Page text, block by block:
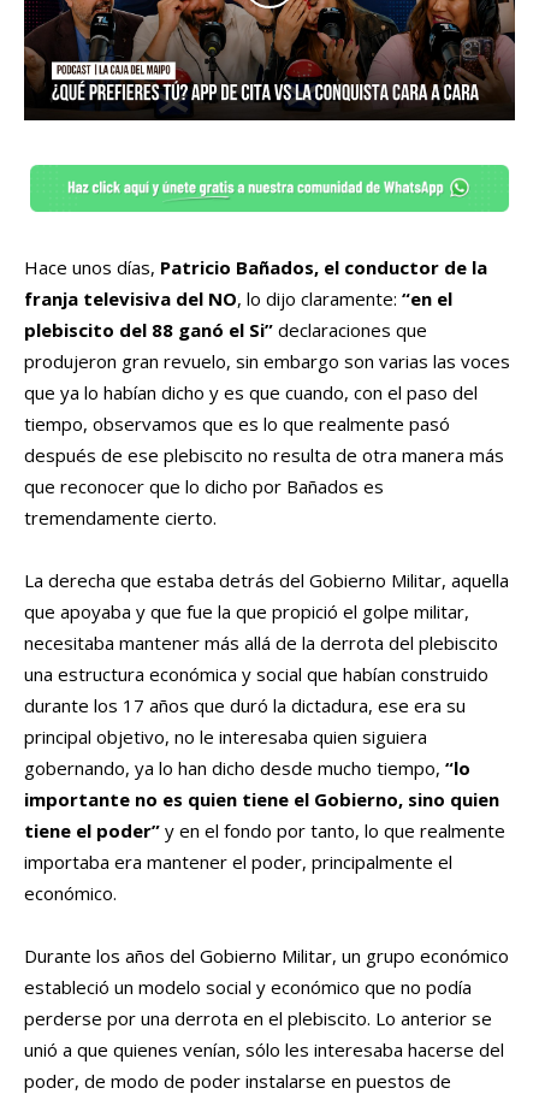
Hace unos días, Patricio Bañados, el conductor de la
franja televisiva del NO, lo dijo claramente: “en el
plebiscito del 88 ganó el Si” declaraciones que
produjeron gran revuelo, sin embargo son varias las voces
que ya lo habían dicho y es que cuando, con el paso del
tiempo, observamos que es lo que realmente pasó
después de ese plebiscito no resulta de otra manera más
que reconocer que lo dicho por Bañados es
tremendamente cierto.
La derecha que estaba detrás del Gobierno Militar, aquella
que apoyaba y que fue la que propició el golpe militar,
necesitaba mantener más allá de la derrota del plebiscito
una estructura económica y social que habían construido
durante los 17 años que duró la dictadura, ese era su
principal objetivo, no le interesaba quien siguiera
gobernando, ya lo han dicho desde mucho tiempo, “lo
importante no es quien tiene el Gobierno, sino quien
tiene el poder” y en el fondo por tanto, lo que realmente
importaba era mantener el poder, principalmente el
económico.
Durante los años del Gobierno Militar, un grupo económico
estableció un modelo social y económico que no podía
perderse por una derrota en el plebiscito. Lo anterior se
unió a que quienes venían, sólo les interesaba hacerse del
poder, de modo de poder instalarse en puestos de